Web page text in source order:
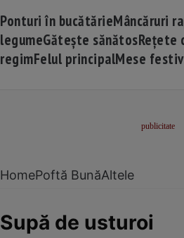
Ponturi în bucătărieMâncăruri
legumeGătește sănătosRețete
regimFelul principalMese
HomePoftă BunăAltele
Supă de usturoi